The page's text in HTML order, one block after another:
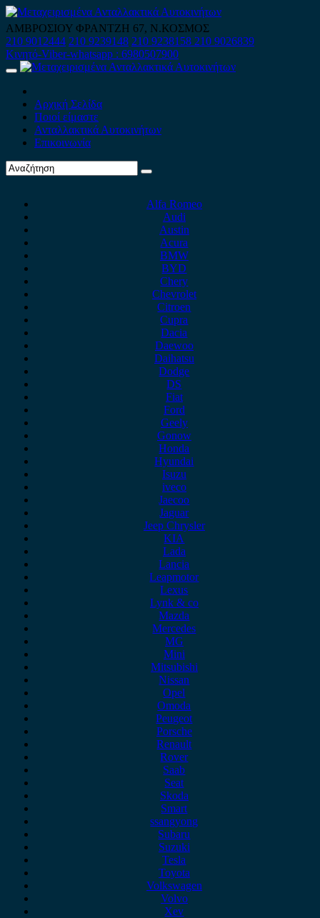
Skip
to
content
ΑΜΒΡΟΣΙΟΥ ΦΡΑΝΤΖΗ 67, Ν.ΚΟΣΜΟΣ
210 9012444 210 9239148 210 9238158 210 9026839
Κινητό-Viber-whatsapp : 6980507900
Primary
Αρχική Σελίδα
Ποιοί είμαστε
Ανταλλακτικά Αυτοκινήτων
Επικοινωνία
Alfa Romeo
Audi
Austin
Acura
BMW
BYD
Chery
Chevrolet
Citroen
Cupra
Dacia
Daewoo
Daihatsu
Dodge
DS
Fiat
Ford
Geely
Gonow
Honda
Hyundai
Isuzu
iveco
Jaecoo
Jaguar
Jeep Chrysler
KIA
Lada
Lancia
Leapmotor
Lexus
Lynk & co
Mazda
Mercedes
MG
Mini
Mitsubishi
Nissan
Opel
Omoda
Peugeot
Porsche
Renault
Rover
Saab
Seat
Skoda
Smart
ssangyong
Subaru
Suzuki
Tesla
Toyota
Volkswagen
Volvo
Xev